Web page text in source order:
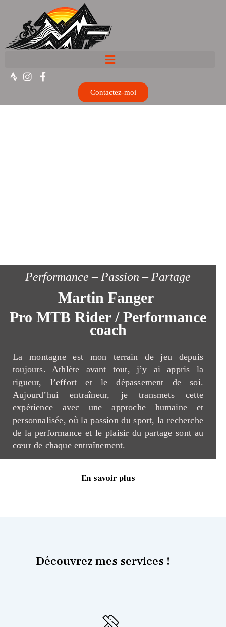
Contactez-moi
Performance – Passion – Partage
Martin Fanger
Pro MTB Rider / Performance
coach
La montagne est mon terrain de jeu depuis
toujours. Athlète avant tout, j’y ai appris la
rigueur, l’effort et le dépassement de soi.
Aujourd’hui entraîneur, je transmets cette
expérience avec une approche humaine et
personnalisée, où la passion du sport, la recherche
de la performance et le plaisir du partage sont au
cœur de chaque entraînement.
En savoir plus
Découvrez mes services !